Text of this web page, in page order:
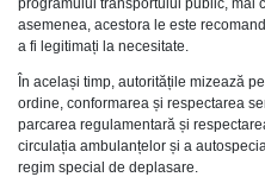
programului transportului public, mai
asemenea, acestora le este
a fi legitimați la necesitate.
În același timp, autoritățile mizează
ordine, conformarea și respectarea
parcarea regulamentară și
circulația ambulanțelor și a
regim special de deplasare.